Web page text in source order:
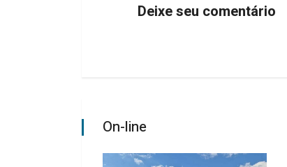
Deixe seu comentário
On-line